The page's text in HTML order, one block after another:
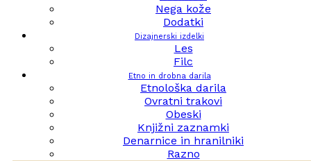
Nega kože
Dodatki
Dizajnerski izdelki
Les
Filc
Etno in drobna darila
Etnološka darila
Ovratni trakovi
Obeski
Knjižni zaznamki
Denarnice in hranilniki
Razno